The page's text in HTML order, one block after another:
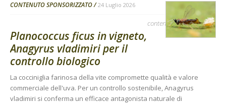
CONTENUTO SPONSORIZZATO 24 Luglio 2026
contenuto sponsorizzato
Planococcus ficus in vigneto,
Anagyrus vladimiri per il
controllo biologico
La cocciniglia farinosa della vite compromette qualità e valore
commerciale dell'uva. Per un controllo sostenibile, Anagyrus
vladimiri si conferma un efficace antagonista naturale di